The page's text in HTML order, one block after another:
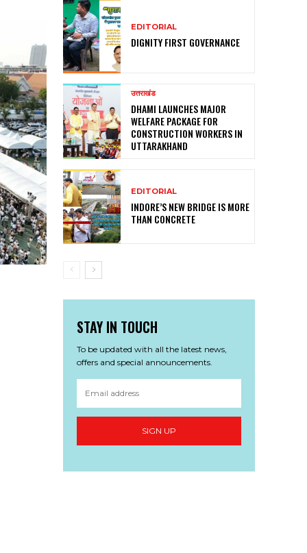
EDITORIAL
DIGNITY FIRST GOVERNANCE
उत्तराखंड
DHAMI LAUNCHES MAJOR
WELFARE PACKAGE FOR
CONSTRUCTION WORKERS IN
UTTARAKHAND
EDITORIAL
INDORE’S NEW BRIDGE IS MORE
THAN CONCRETE
STAY IN TOUCH
To be updated with all the latest news,
offers and special announcements.
SIGN UP